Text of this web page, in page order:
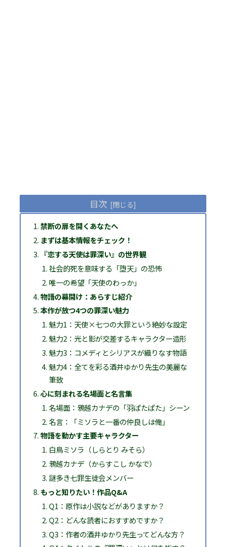
目次
禁断の扉を開くあなたへ
まずは基本情報をチェック！
『恋する天使は罪深い』の世界観
社会的死を意味する「堕天」の恐怖
唯一の希望「天使のわっか」
物語の幕開け：あらすじ紹介
本作が放つ4つの罪深い魅力
魅力1：天使×七つの大罪という絶妙な設定
魅力2：光と影が交差するキャラクター造形
魅力3：コメディとシリアスが織りなす物語
魅力4：全てを彩る酒井ゆかり先生の美麗な
筆致
心に刻まれる名場面と名言集
名場面：鴉越カナデの「羽ぱたぱた」シーン
名言：「ミソラと一番の仲良しは俺」
物語を動かす主要キャラクター
白鳥ミソラ（しらとり みそら）
鴉越カナデ（からすこし かなで）
謎多き七罪生徒会メンバー
もっと知りたい！作品Q&A
Q1：原作は小説などがありますか？
Q2：どんな読者におすすめですか？
Q3：作者の酒井ゆかり先生ってどんな方？